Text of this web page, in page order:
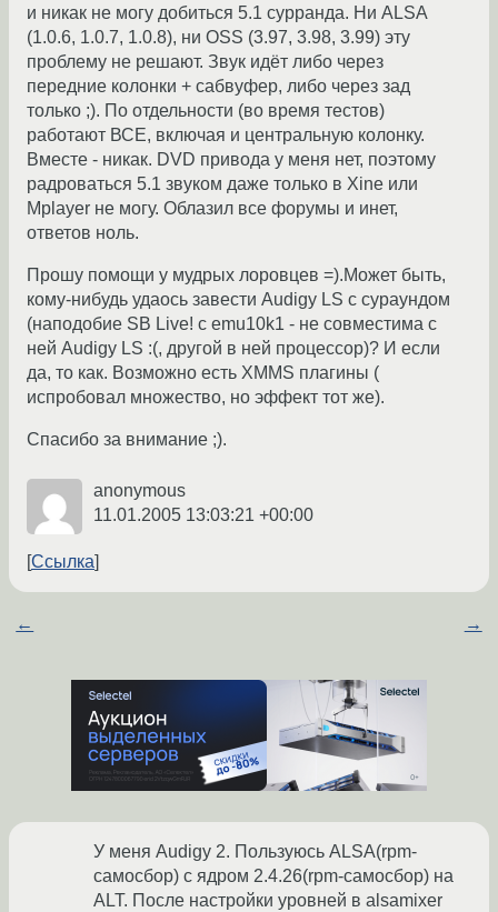
и никак не могу добиться 5.1 сурранда. Ни ALSA
(1.0.6, 1.0.7, 1.0.8), ни OSS (3.97, 3.98, 3.99) эту
проблему не решают. Звук идёт либо через
передние колонки + сабвуфер, либо через зад
только ;). По отдельности (во время тестов)
работают ВСЕ, включая и центральную колонку.
Вместе - никак. DVD привода у меня нет, поэтому
радроваться 5.1 звуком даже только в Xine или
Mplayer не могу. Облазил все форумы и инет,
ответов ноль.
Прошу помощи у мудрых лоровцев =).Может быть,
кому-нибудь удаось завести Audigy LS с сураундом
(наподобие SB Live! c emu10k1 - не совместима с
ней Audigy LS :(, другой в ней процессор)? И если
да, то как. Возможно есть XMMS плагины (
испробовал множество, но эффект тот же).
Спасибо за внимание ;).
anonymous
11.01.2005 13:03:21 +00:00
Ссылка
← →
У меня Audigy 2. Пользуюсь ALSA(rpm-
самосбор) с ядром 2.4.26(rpm-самосбор) на
ALT. После настройки уровней в alsamixer